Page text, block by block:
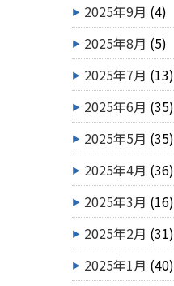
2025年9月 (4)
2025年8月 (5)
2025年7月 (13)
2025年6月 (35)
2025年5月 (35)
2025年4月 (36)
2025年3月 (16)
2025年2月 (31)
2025年1月 (40)